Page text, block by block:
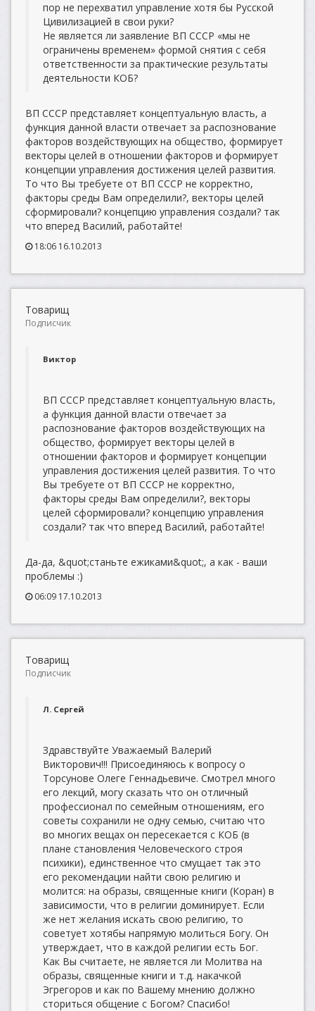
пор не перехватил управление хотя бы Русской
Цивилизацией в свои руки?
Не является ли заявление ВП СССР «мы не
ограничены временем» формой снятия с себя
ответственности за практические результаты
деятельности КОБ?
ВП СССР представляет концептуальную власть, а
функция данной власти отвечает за распознование
факторов воздействующих на общество, формирует
векторы целей в отношении факторов и формирует
концепции управления достижения целей развития.
То что Вы требуете от ВП СССР не корректно,
факторы среды Вам определили?, векторы целей
сформировали? концепцию управления создали? так
что вперед Василий, работайте!
18:06 16.10.2013
Товарищ
Подписчик
Виктор
ВП СССР представляет концептуальную власть,
а функция данной власти отвечает за
распознование факторов воздействующих на
общество, формирует векторы целей в
отношении факторов и формирует концепции
управления достижения целей развития. То что
Вы требуете от ВП СССР не корректно,
факторы среды Вам определили?, векторы
целей сформировали? концепцию управления
создали? так что вперед Василий, работайте!
Да-да, &quot;станьте ежиками&quot;, а как - ваши
проблемы :)
06:09 17.10.2013
Товарищ
Подписчик
Л. Сергей
Здравствуйте Уважаемый Валерий
Викторович!!! Присоединяюсь к вопросу о
Торсунове Олеге Геннадьевиче. Смотрел много
его лекций, могу сказать что он отличный
профессионал по семейным отношениям, его
советы сохранили не одну семью, считаю что
во многих вещах он пересекается с КОБ (в
плане становления Человеческого строя
психики), единственное что смущает так это
его рекомендации найти свою религию и
молится: на образы, священные книги (Коран) в
зависимости, что в религии доминирует. Если
же нет желания искать свою религию, то
советует хотябы напрямую молиться Богу. Он
утверждает, что в каждой религии есть Бог.
Как Вы считаете, не является ли Молитва на
образы, священные книги и т.д. накачкой
Эгрегоров и как по Вашему мнению должно
сториться общение с Богом? Спасибо!